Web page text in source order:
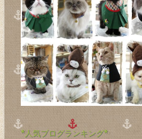
*人気ブログランキング*